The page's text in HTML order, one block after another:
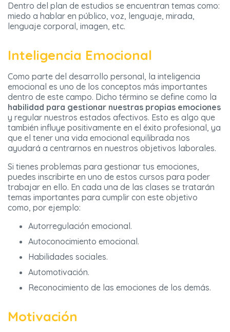
Dentro del plan de estudios se encuentran temas como:
miedo a hablar en público, voz, lenguaje, mirada,
lenguaje corporal, imagen, etc.
Inteligencia Emocional
Como parte del desarrollo personal, la inteligencia
emocional es uno de los conceptos más importantes
dentro de este campo. Dicho término se define como la
habilidad para gestionar nuestras propias emociones
y regular nuestros estados afectivos. Esto es algo que
también influye positivamente en el éxito profesional, ya
que el tener una vida emocional equilibrada nos
ayudará a centrarnos en nuestros objetivos laborales.
Si tienes problemas para gestionar tus emociones,
puedes inscribirte en uno de estos cursos para poder
trabajar en ello. En cada una de las clases se tratarán
temas importantes para cumplir con este objetivo
como, por ejemplo:
Autorregulación emocional.
Autoconocimiento emocional.
Habilidades sociales.
Automotivación.
Reconocimiento de las emociones de los demás.
Motivación